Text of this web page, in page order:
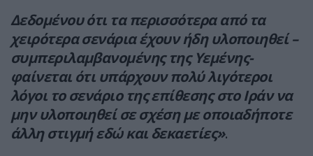
Δεδομένου ότι τα περισσότερα από τα
χειρότερα σενάρια έχουν ήδη υλοποιηθεί –
συμπεριλαμβανομένης της Υεμένης-
φαίνεται ότι υπάρχουν πολύ λιγότεροι
λόγοι το σενάριο της επίθεσης στο Ιράν να
μην υλοποιηθεί σε σχέση με οποιαδήποτε
άλλη στιγμή εδώ και δεκαετίες».